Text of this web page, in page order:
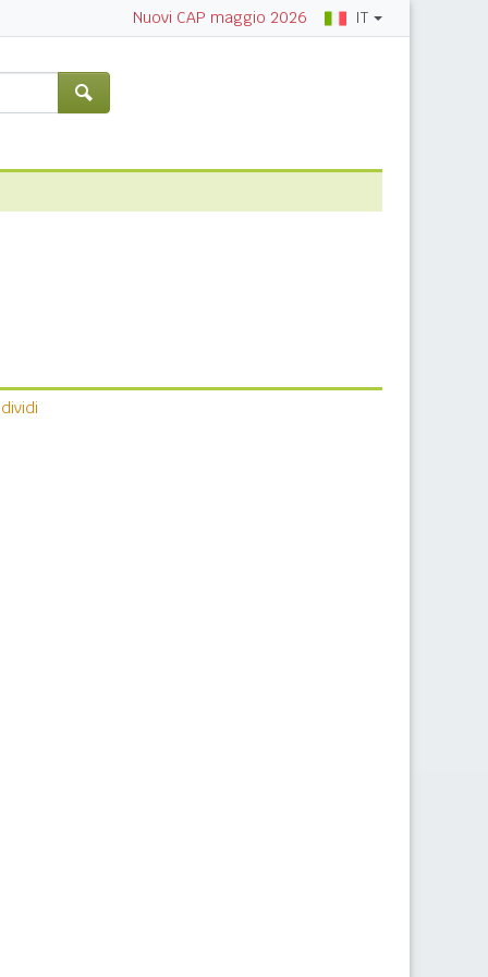
Nuovi CAP maggio 2026 IT